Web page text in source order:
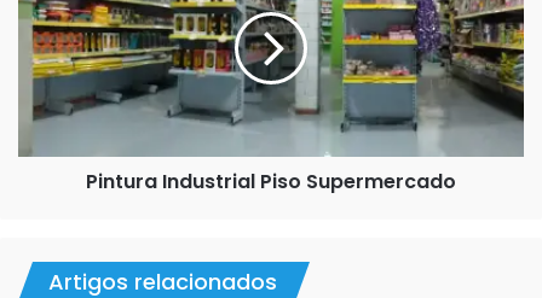
Supermercado
Pintura Industrial Piso Supermercado
Artigos relacionados